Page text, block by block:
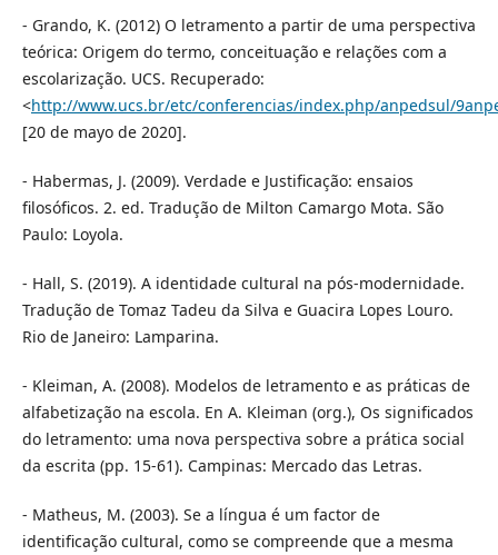
- Grando, K. (2012) O letramento a partir de uma perspectiva
teórica: Origem do termo, conceituação e relações com a
escolarização. UCS. Recuperado:
<http://www.ucs.br/etc/conferencias/index.php/anpedsul/
[20 de mayo de 2020].
- Habermas, J. (2009). Verdade e Justificação: ensaios
filosóficos. 2. ed. Tradução de Milton Camargo Mota. São
Paulo: Loyola.
- Hall, S. (2019). A identidade cultural na pós-modernidade.
Tradução de Tomaz Tadeu da Silva e Guacira Lopes Louro.
Rio de Janeiro: Lamparina.
- Kleiman, A. (2008). Modelos de letramento e as práticas de
alfabetização na escola. En A. Kleiman (org.), Os significados
do letramento: uma nova perspectiva sobre a prática social
da escrita (pp. 15-61). Campinas: Mercado das Letras.
- Matheus, M. (2003). Se a língua é um factor de
identificação cultural, como se compreende que a mesma